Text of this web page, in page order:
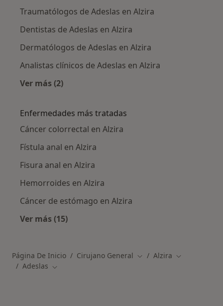
Traumatólogos de Adeslas en Alzira
Dentistas de Adeslas en Alzira
Dermatólogos de Adeslas en Alzira
Analistas clínicos de Adeslas en Alzira
Ver más (2)
Enfermedades más tratadas
Cáncer colorrectal en Alzira
Fístula anal en Alzira
Fisura anal en Alzira
Hemorroides en Alzira
Cáncer de estómago en Alzira
Ver más (15)
Página De Inicio Cirujano General Cambiar de ciudad
Alzira Cambiar de
Adeslas Cambiar de ciudad